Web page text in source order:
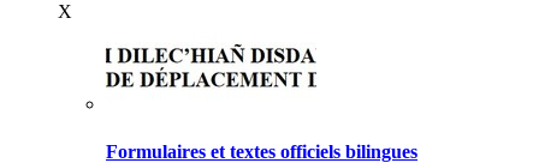
X
Formulaires et textes officiels bilingues